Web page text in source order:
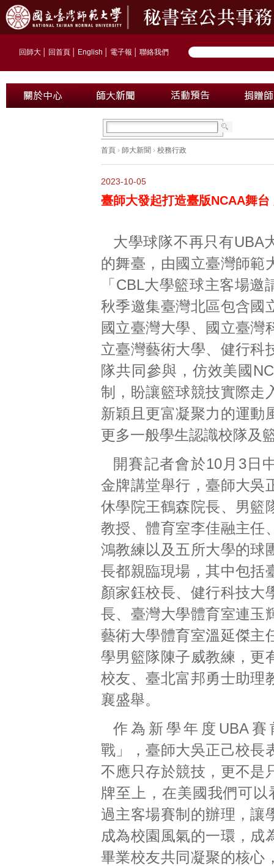
回師大 回首頁 English 電子報 聯絡我們
首頁 › 師大新聞 › 校務行政
2023-10-05
臺師大發起打造臺版NCAA舞
大學球隊不再只有UBA
的舞臺，由國立臺灣師範
「CBL大學籃球主客場邀
秋季邀集臺灣北區包含國
國立臺灣大學、國立臺灣
立臺灣藝術大學、健行科
隊共同參與，仿效美國
制，盼讓籃球競技實際走
新穎且更富凝聚力的運動
更多一般學生認識校隊及
開賽記者會於10月3日
金牌講堂舉行，臺師大吳
休學院王鶴森院長、男籃
教授、體育室李佳融主任
鴻教練以及五所大學的球
長都親臨現場，其中包括
顏家鈺校長、健行科技大
長、臺灣大學體育室連玉
藝術大學體育室溫延傑主
學男籃隊陳子威教練，更
校友、臺北富邦勇士助理
襄盛舉。
作為新學年度UBA賽
戰」，臺師大吳正己校長
不應只存於競技，更不是
牌至上，在美國我們可以
過主客場賽制的辦理，讓
成為校園風氣的一環，成
畢業校友共同凝聚的核心